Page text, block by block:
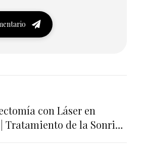
con Láser en
Tratamiento de la Sonrisa